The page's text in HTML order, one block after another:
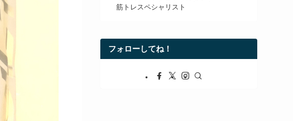
筋トレスペシャリスト
フォローしてね！